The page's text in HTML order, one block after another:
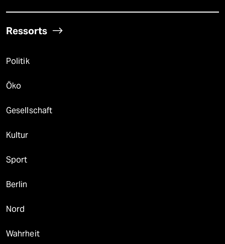
Ressorts
Politik
Öko
Gesellschaft
Kultur
Sport
Berlin
Nord
Wahrheit